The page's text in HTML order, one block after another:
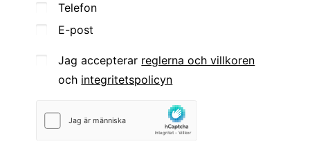
Telefon
E-post
Jag accepterar reglerna och villkoren
och integritetspolicyn